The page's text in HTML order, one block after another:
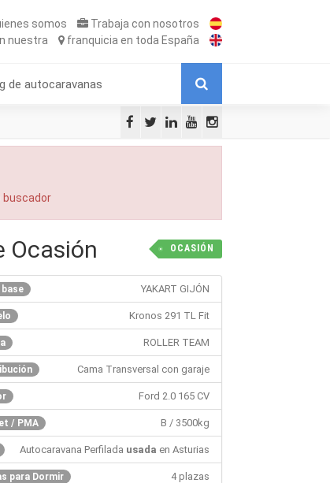
somos Trabaja con nosotros
nuestra franquicia en toda España
de autocaravanas
buscador
OCASIÓN
Ocasión
base YAKART GIJÓN
Kronos 291 TL Fit
ROLLER TEAM
Cama Transversal con garaje
Ford 2.0 165 CV
/ PMA B / 3500kg
Autocaravana Perfilada usada en Asturias
para Dormir 4 plazas